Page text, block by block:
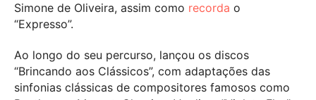
Simone de Oliveira, assim como recorda o
“Expresso”.
Ao longo do seu percurso, lançou os discos
“Brincando aos Clássicos”, com adaptações das
sinfonias clássicas de compositores famosos como